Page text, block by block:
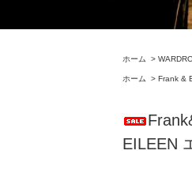
ホーム >
ホーム > Frank &
EILEEN